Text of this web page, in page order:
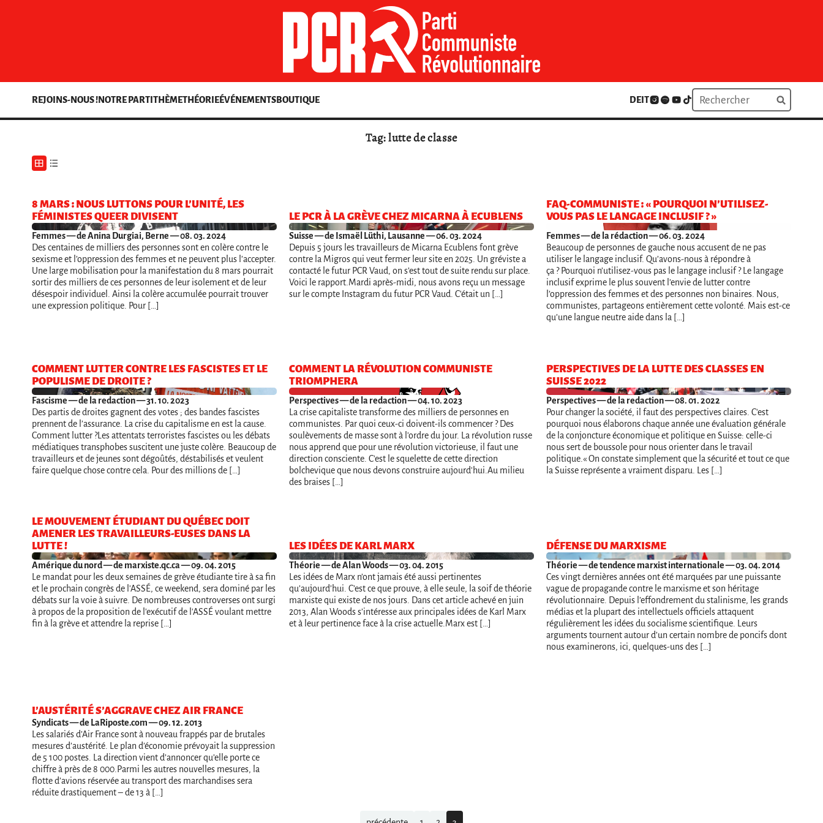
REJOINS-NOUS !NOTRE PARTITHÈMETHÉORIEÉVÉNEMENTSBOUTIQUE DEIT
Tag: lutte de classe
8 MARS : NOUS LUTTONS POUR L’UNITÉ, LES
FÉMINISTES QUEER DIVISENT
Femmes— de Anina Durgiai, Berne — 08. 03. 2024
Des centaines de milliers des personnes sont en colère contre le
sexisme et l’oppression des femmes et ne peuvent plus l’accepter.
Une large mobilisation pour la manifestation du 8 mars pourrait
sortir des milliers de ces personnes de leur isolement et de leur
désespoir individuel. Ainsi la colère accumulée pourrait trouver
une expression politique. Pour […]
LE PCR À LA GRÈVE CHEZ MICARNA À ECUBLENS
Suisse— de Ismaël Lüthi, Lausanne — 06. 03. 2024
Depuis 5 jours les travailleurs de Micarna Ecublens font grève
contre la Migros qui veut fermer leur site en 2025. Un gréviste a
contacté le futur PCR Vaud, on s’est tout de suite rendu sur place.
Voici le rapport.Mardi après-midi, nous avons reçu un message
sur le compte Instagram du futur PCR Vaud. C'était un […]
FAQ-COMMUNISTE : « POURQUOI N’UTILISEZ-
VOUS PAS LE LANGAGE INCLUSIF ? »
Femmes— de la rédaction — 06. 03. 2024
Beaucoup de personnes de gauche nous accusent de ne pas
utiliser le langage inclusif. Qu’avons-nous à répondre à
ça ? Pourquoi n’utilisez-vous pas le langage inclusif ? Le langage
inclusif exprime le plus souvent l’envie de lutter contre
l’oppression des femmes et des personnes non binaires. Nous,
communistes, partageons entièrement cette volonté. Mais est-ce
qu’une langue neutre aide dans la […]
COMMENT LUTTER CONTRE LES FASCISTES ET LE
POPULISME DE DROITE ?
Fascisme— de la redaction — 31. 10. 2023
Des partis de droites gagnent des votes ; des bandes fascistes
prennent de l’assurance. La crise du capitalisme en est la cause.
Comment lutter ?Les attentats terroristes fascistes ou les débats
médiatiques transphobes suscitent une juste colère. Beaucoup de
travailleurs et de jeunes sont dégoûtés, déstabilisés et veulent
faire quelque chose contre cela. Pour des millions de […]
COMMENT LA RÉVOLUTION COMMUNISTE
TRIOMPHERA
Perspectives— de la redaction — 04. 10. 2023
La crise capitaliste transforme des milliers de personnes en
communistes. Par quoi ceux-ci doivent-ils commencer ? Des
soulèvements de masse sont à l'ordre du jour. La révolution russe
nous apprend que pour une révolution victorieuse, il faut une
direction consciente. C'est le squelette de cette direction
bolchevique que nous devons construire aujourd'hui.Au milieu
des braises […]
PERSPECTIVES DE LA LUTTE DES CLASSES EN
SUISSE 2022
Perspectives— de la redaction — 08. 01. 2022
Pour changer la société, il faut des perspectives claires. C'est
pourquoi nous élaborons chaque année une évaluation générale
de la conjoncture économique et politique en Suisse: celle-ci
nous sert de boussole pour nous orienter dans le travail
politique.« On constate simplement que la sécurité et tout ce que
la Suisse représente a vraiment disparu. Les […]
LE MOUVEMENT ÉTUDIANT DU QUÉBEC DOIT
AMENER LES TRAVAILLEURS-EUSES DANS LA
LUTTE !
Amérique du nord— de marxiste.qc.ca — 09. 04. 2015
Le mandat pour les deux semaines de grève étudiante tire à sa fin
et le prochain congrès de l'ASSÉ, ce weekend, sera dominé par les
débats sur la voie à suivre. De nombreuses controverses ont surgi
à propos de la proposition de l'exécutif de l'ASSÉ voulant mettre
fin à la grève et attendre la reprise […]
LES IDÉES DE KARL MARX
Théorie— de Alan Woods — 03. 04. 2015
Les idées de Marx n’ont jamais été aussi pertinentes
qu’aujourd’hui. C’est ce que prouve, à elle seule, la soif de théorie
marxiste qui existe de nos jours. Dans cet article achevé en juin
2013, Alan Woods s’intéresse aux principales idées de Karl Marx
et à leur pertinence face à la crise actuelle.Marx est […]
DÉFENSE DU MARXISME
Théorie— de tendence marxist internationale — 03. 04. 2014
Ces vingt dernières années ont été marquées par une puissante
vague de propagande contre le marxisme et son héritage
révolutionnaire. Depuis l’effondrement du stalinisme, les grands
médias et la plupart des intellectuels officiels attaquent
régulièrement les idées du socialisme scientifique. Leurs
arguments tournent autour d’un certain nombre de poncifs dont
nous examinerons, ici, quelques-uns des […]
L’AUSTÉRITÉ S’AGGRAVE CHEZ AIR FRANCE
Syndicats— de LaRiposte.com — 09. 12. 2013
Les salariés d’Air France sont à nouveau frappés par de brutales
mesures d’austérité. Le plan d’économie prévoyait la suppression
de 5 100 postes. La direction vient d’annoncer qu’elle porte ce
chiffre à près de 8 000.Parmi les autres nouvelles mesures, la
flotte d’avions réservée au transport des marchandises sera
réduite drastiquement – de 13 à […]